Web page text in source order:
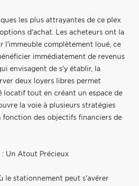
les plus attrayantes de ce plex
d'achat. Les acheteurs ont la
l'immeuble complètement loué, ce
immédiatement de revenus
envisagent de s'y établir, la
deux loyers libres permet
locatif tout en créant un espace de
la voie à plusieurs stratégies
fonction des objectifs financiers de
Un Atout Précieux
le stationnement peut s'avérer